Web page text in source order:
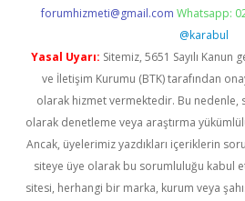
forumhizmeti@gmail.com Whatsapp:
@karabul
Yasal Uyarı: Sitemiz, 5651 Sayılı
ve İletişim Kurumu (BTK) tarafından
olarak hizmet vermektedir. Bu
olarak denetleme veya araştırma
Ancak, üyelerimiz yazdıkları içeriklerin
siteye üye olarak bu sorumluluğu kabul
sitesi, herhangi bir marka, kurum veya